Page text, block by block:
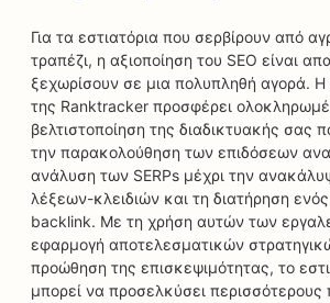
Για τα εστιατόρια που σερβίρουν από
τραπέζι, η αξιοποίηση του SEO είναι
ξεχωρίσουν σε μια πολυπληθή αγορά. Η
της Ranktracker προσφέρει
βελτιστοποίηση της διαδικτυακής σας
την παρακολούθηση των επιδόσεων
ανάλυση των SERPs μέχρι την
λέξεων-κλειδιών και τη διατήρηση
backlink. Με τη χρήση αυτών των
εφαρμογή αποτελεσματικών
προώθηση της επισκεψιμότητας, το
μπορεί να προσελκύσει περισσότερους